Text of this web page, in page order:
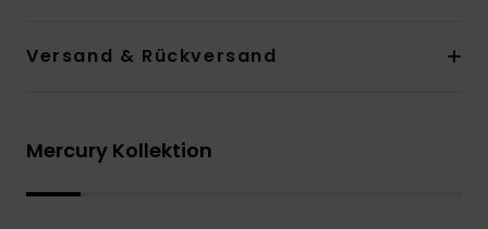
Versand & Rückversand
Mercury Kollektion